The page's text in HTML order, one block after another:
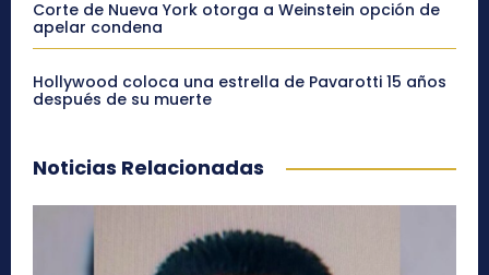
Corte de Nueva York otorga a Weinstein opción de
apelar condena
Hollywood coloca una estrella de Pavarotti 15 años
después de su muerte
Noticias Relacionadas